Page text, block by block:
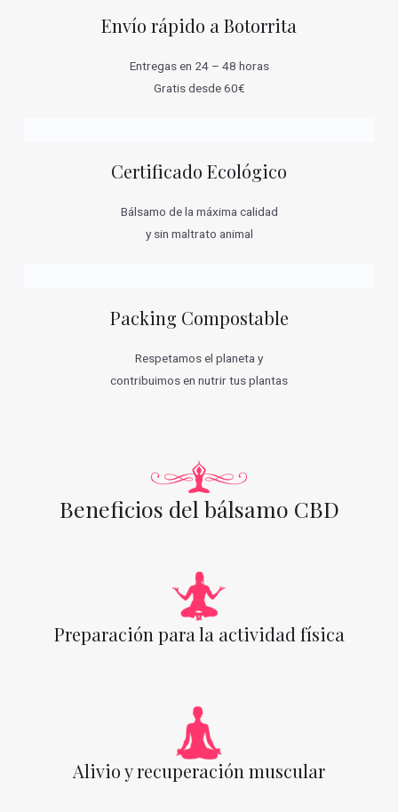
Envío rápido a Botorrita
Entregas en 24 – 48 horas
Gratis desde 60€
Certificado Ecológico
Bálsamo de la máxima calidad
y sin maltrato animal
Packing Compostable
Respetamos el planeta y
contribuimos en nutrir tus plantas
Beneficios del bálsamo CBD
Preparación para la actividad física
Alivio y recuperación muscular